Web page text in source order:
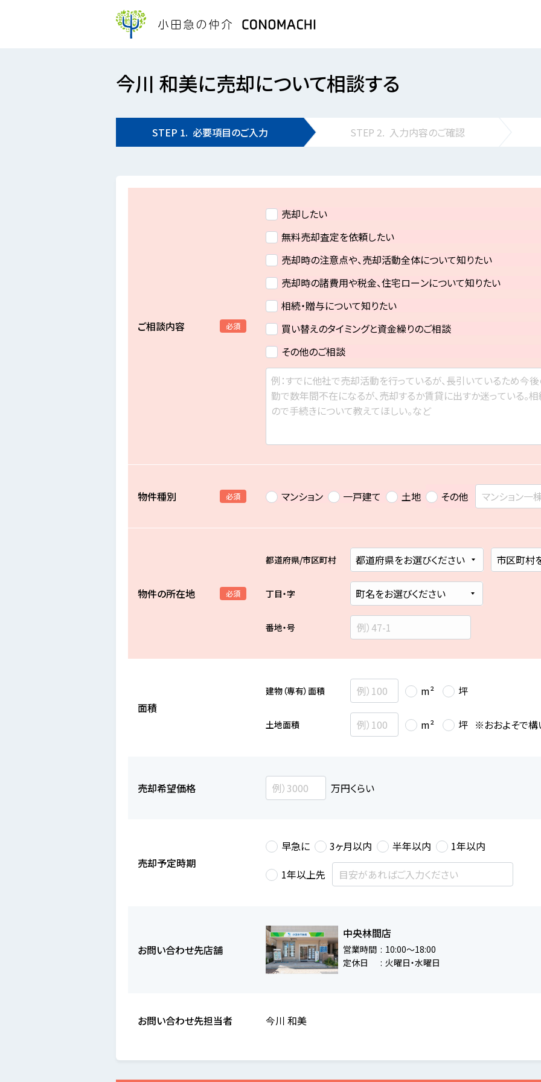
今川 和美に売却について相談する
STEP 1. 必要項目のご入力 STEP 2. 入力内容のご確認
ご相談内容 必須
売却したい
無料売却査定を依頼したい
売却時の注意点や、売却活動全体について知りたい
売却時の諸費用や税金、住宅ローンについて知りたい
相続・贈与について知りたい
買い替えのタイミングと資金繰りのご相談
その他のご相談
物件種別 必須 マンション 一戸建て 土地 その他
物件の所在地 必須
都道府県/市区町村
丁目・字
番地・号
面積
建物（専有）面積 m² 坪
土地面積 m² 坪 ※おおよそで構
売却希望価格 万円くらい
売却予定時期
早急に 3ヶ月以内 半年以内
1年以内
1年以上先
お問い合わせ先店舗
中央林間店
営業時間
10:00～18:00
定休日
火曜日・水曜日
お問い合わせ先担当者 今川 和美